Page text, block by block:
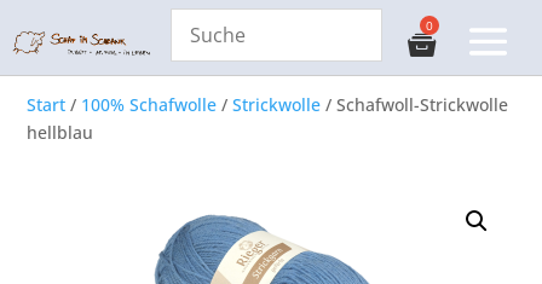
Start / 100% Schafwolle /Strickwolle / Schafwoll-Strickwolle
hellblau